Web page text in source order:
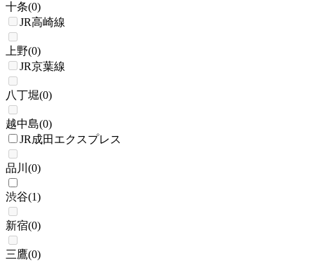
十条(0)
JR高崎線
上野(0)
JR京葉線
八丁堀(0)
越中島(0)
JR成田エクスプレス
品川 (0)
渋谷(1)
新宿(0)
三鷹(0)